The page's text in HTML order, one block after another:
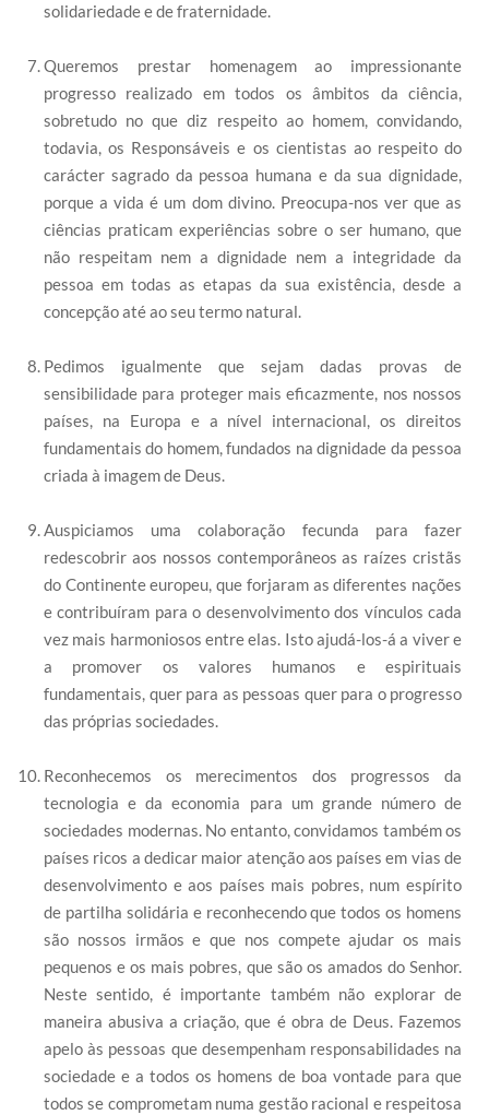
solidariedade e de fraternidade.
Queremos prestar homenagem ao impressionante
progresso realizado em todos os âmbitos da ciência,
sobretudo no que diz respeito ao homem, convidando,
todavia, os Responsáveis e os cientistas ao respeito do
carácter sagrado da pessoa humana e da sua dignidade,
porque a vida é um dom divino. Preocupa-nos ver que as
ciências praticam experiências sobre o ser humano, que
não respeitam nem a dignidade nem a integridade da
pessoa em todas as etapas da sua existência, desde a
concepção até ao seu termo natural.
Pedimos igualmente que sejam dadas provas de
sensibilidade para proteger mais eficazmente, nos nossos
países, na Europa e a nível internacional, os direitos
fundamentais do homem, fundados na dignidade da pessoa
criada à imagem de Deus.
Auspiciamos uma colaboração fecunda para fazer
redescobrir aos nossos contemporâneos as raízes cristãs
do Continente europeu, que forjaram as diferentes nações
e contribuíram para o desenvolvimento dos vínculos cada
vez mais harmoniosos entre elas. Isto ajudá-los-á a viver e
a promover os valores humanos e espirituais
fundamentais, quer para as pessoas quer para o progresso
das próprias sociedades.
Reconhecemos os merecimentos dos progressos da
tecnologia e da economia para um grande número de
sociedades modernas. No entanto, convidamos também os
países ricos a dedicar maior atenção aos países em vias de
desenvolvimento e aos países mais pobres, num espírito
de partilha solidária e reconhecendo que todos os homens
são nossos irmãos e que nos compete ajudar os mais
pequenos e os mais pobres, que são os amados do Senhor.
Neste sentido, é importante também não explorar de
maneira abusiva a criação, que é obra de Deus. Fazemos
apelo às pessoas que desempenham responsabilidades na
sociedade e a todos os homens de boa vontade para que
todos se comprometam numa gestão racional e respeitosa